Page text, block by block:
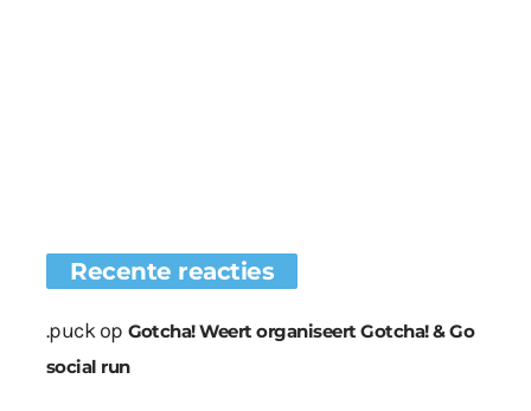
Recente reacties
.puckop Gotcha! Weert organiseert Gotcha! & Go
social run